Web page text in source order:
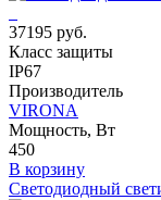
37195 руб.
Класс защиты
IP67
Производитель
VIRONA
Мощность, Вт
450
В корзину
Светодиодный